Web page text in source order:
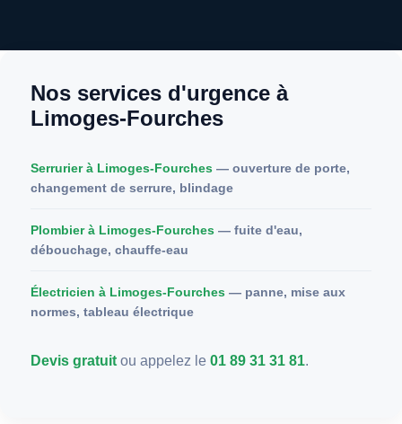
Nos services d'urgence à
Limoges-Fourches
Serrurier à Limoges-Fourches — ouverture de porte,
changement de serrure, blindage
Plombier à Limoges-Fourches — fuite d'eau,
débouchage, chauffe-eau
Électricien à Limoges-Fourches — panne, mise aux
normes, tableau électrique
Devis gratuit ou appelez le 01 89 31 31 81.